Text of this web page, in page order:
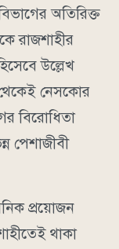
অতিরিক্ত
রাজশাহীর
উল্লেখ
নেসকোর
বিরোধিতা
পেশাজীবী
প্রয়োজন
থাকা